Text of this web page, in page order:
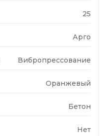
25
Арго
Вибропрессование
Оранжевый
Бетон
Нет